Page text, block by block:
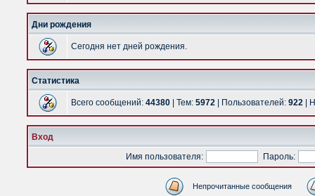
Дни рождения
Сегодня нет дней рождения.
Статистика
Всего сообщений: 44380 | Тем: 5972 | Пользователей: 922 |
Вход
Имя пользователя:
Пароль:
Непрочитанные сообщения